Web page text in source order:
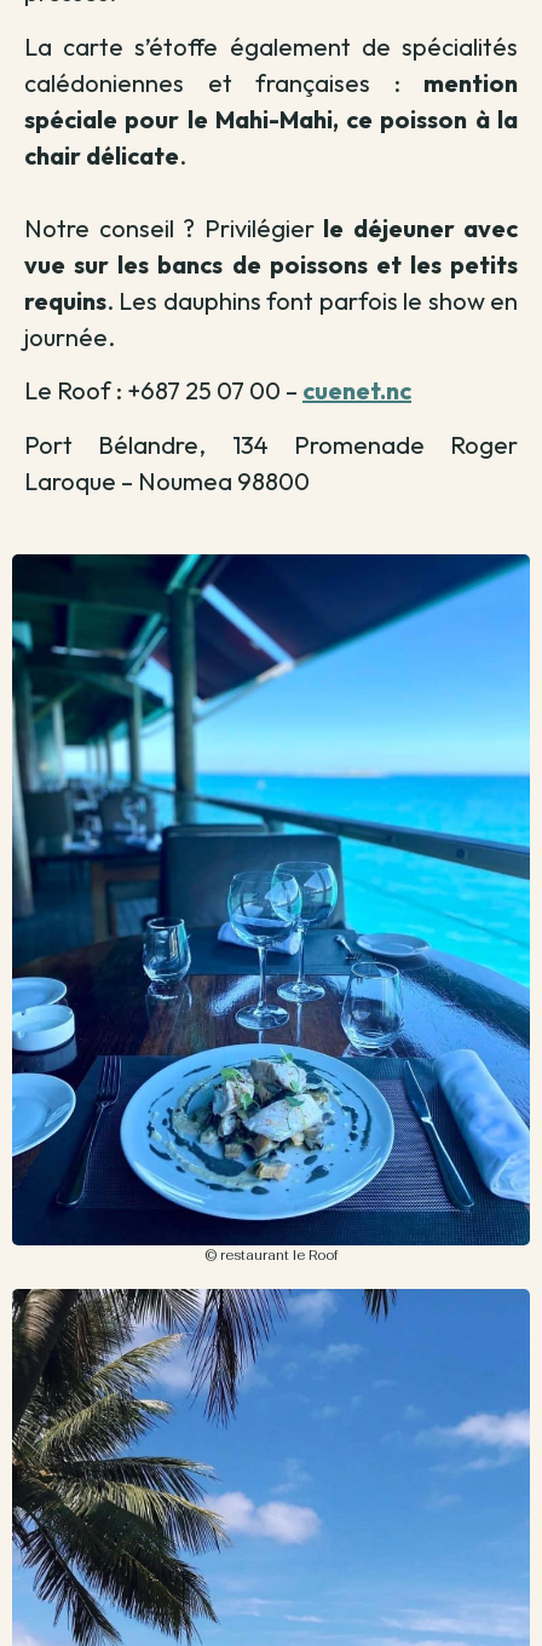
La carte s’étoffe également de spécialités
calédoniennes et françaises : mention
spéciale pour le Mahi-Mahi, ce poisson à la
chair délicate.
Notre conseil ? Privilégier le déjeuner avec
vue sur les bancs de poissons et les petits
requins. Les dauphins font parfois le show en
journée.
Le Roof : +687 25 07 00 – cuenet.nc
Port Bélandre, 134 Promenade Roger
Laroque – Noumea 98800
© restaurant le Roof